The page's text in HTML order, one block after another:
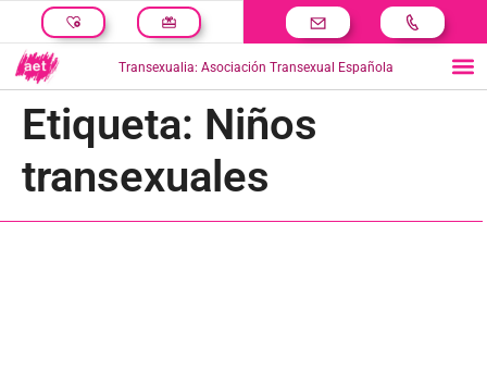
Transexualia: Asociación Transexual Española
Etiqueta: Niños
transexuales